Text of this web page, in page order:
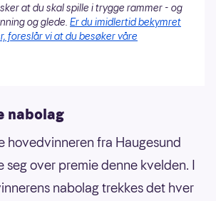
at du skal spille i trygge rammer - og
og glede. Er du imidlertid bekymret
foreslår vi at du besøker våre
nabolag
hovedvinneren fra Haugesund
seg over premie denne kvelden. I
nabolag trekkes det hver